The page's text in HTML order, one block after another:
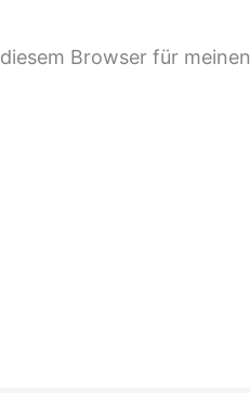
Browser für meinen